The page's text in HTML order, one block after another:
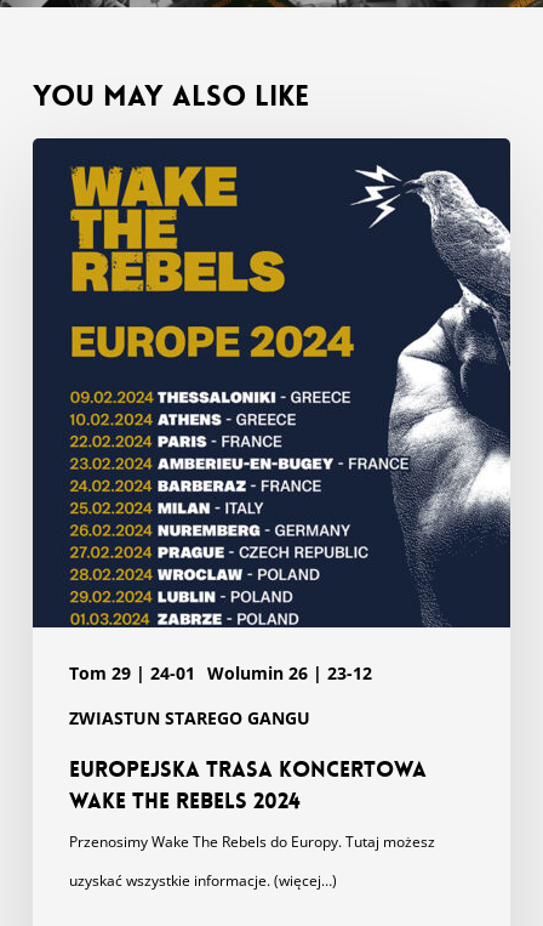
You May Also Like
Tom 29 | 24-01
Wolumin 26 | 23-12
ZWIASTUN STAREGO GANGU
Europejska
trasa
koncertowa
Wake
Rebels
2024
Europejska trasa koncertowa
Wake The Rebels 2024
Przenosimy Wake The Rebels do Europy. Tutaj możesz
uzyskać wszystkie informacje. (więcej…)